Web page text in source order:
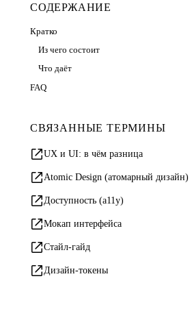
СОДЕРЖАНИЕ
Кратко
Из чего состоит
Что даёт
FAQ
СВЯЗАННЫЕ ТЕРМИНЫ
UX и UI: в чём разница
Atomic Design (атомарный дизайн)
Доступность (a11y)
Мокап интерфейса
Стайл-гайд
Дизайн-токены